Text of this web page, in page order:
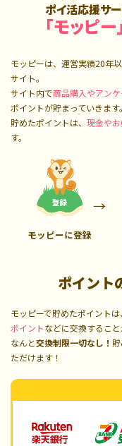
ポイ活応援サ
「モッピー」
モッピーは、運営実績20年
サイト。
サイト内で商品購入やアン
ポイントが貯まっていきます。
貯めたポイントは、 現金や
す。
モッピーに登録
ポイント
モッピーで貯めたポイントは、
ポイントなどに交換すること
なんと交換制限一切なし！
ただけます！